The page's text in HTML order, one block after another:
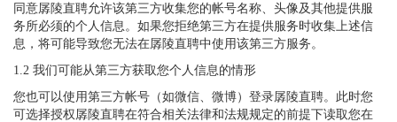
同意孱陵直聘允许该第三方收集您的帐号名称、头像及其他提供服
务所必须的个人信息。如果您拒绝第三方在提供服务时收集上述信
息，将可能导致您无法在孱陵直聘中使用该第三方服务。
1.2 我们可能从第三方获取您个人信息的情形
您也可以使用第三方帐号（如微信、微博）登录孱陵直聘。此时您
可选择授权孱陵直聘在符合相关法律和法规规定的前提下读取您在